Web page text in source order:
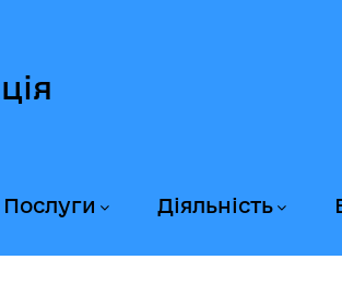
Послуги Діяльність